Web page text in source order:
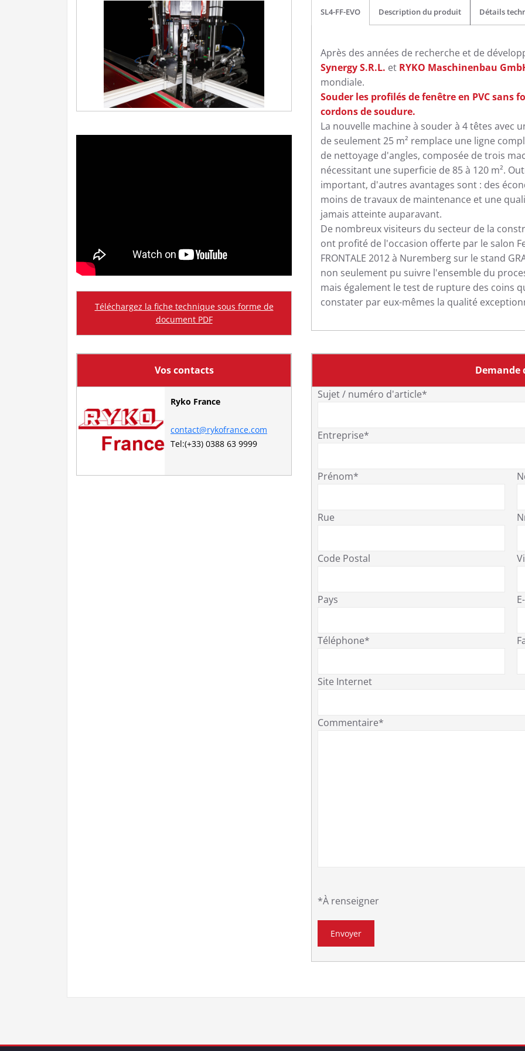
Téléchargez la fiche technique sous forme de
document PDF
SL4-FF-EVO Description du produit Détails
Après des années de recherche et de
Synergy S.R.L. et RYKO Maschinenbau
mondiale.
Souder les profilés de fenêtre en PVC sans
cordons de soudure.
La nouvelle machine à souder à 4 têtes avec
de seulement 25 m² remplace une ligne
de nettoyage d'angles, composée de trois
nécessitant une superficie de 85 à 120 m².
important, d'autres avantages sont : des
moins de travaux de maintenance et une
jamais atteinte auparavant.
De nombreux visiteurs du secteur de la
ont profité de l'occasion offerte par le salon
FRONTALE 2012 à Nuremberg sur le stand
non seulement pu suivre l'ensemble du
mais également le test de rupture des coins
constater par eux-mêmes la qualité
Vos contacts
Ryko France
contact@rykofrance.com
Tel:(+33) 0388 63 9999
Demande
Sujet / numéro d'article*
Entreprise*
Prénom*
Rue
Code Postal
Pays
Téléphone*
Site Internet
Commentaire*
*À renseigner